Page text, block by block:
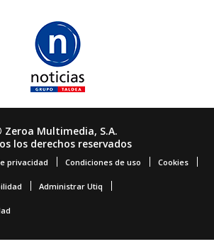
Zeroa Multimedia, S.A.
los derechos reservados
privacidad Condiciones de uso Cookies
Administrar Utiq